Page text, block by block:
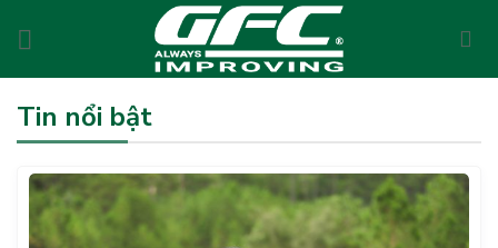
Tin nổi bật